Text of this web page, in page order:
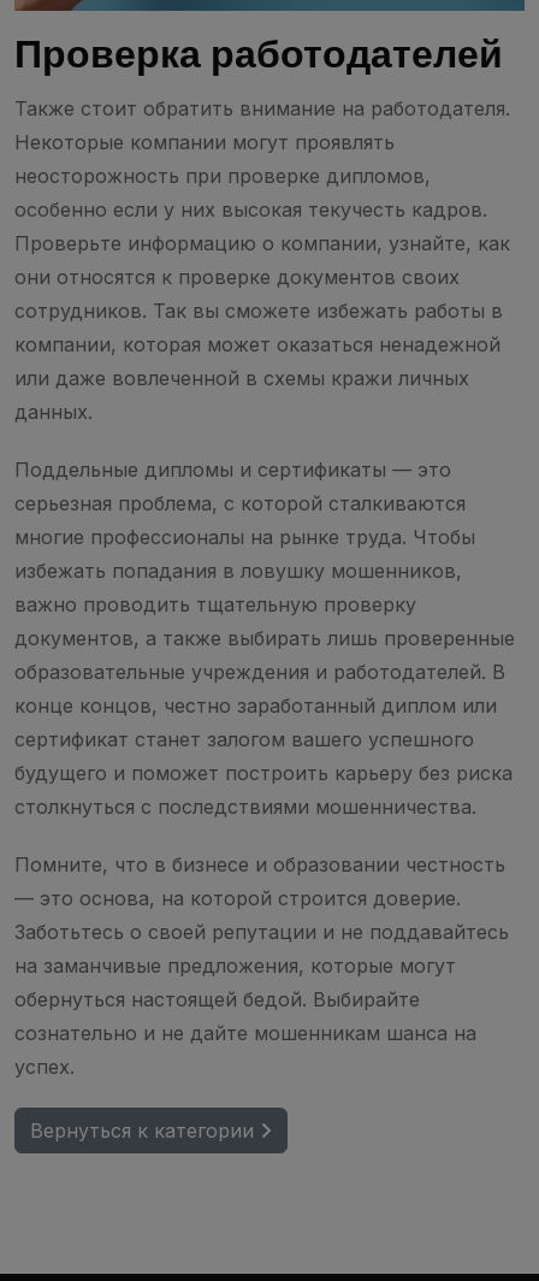
Проверка работодателей
Также стоит обратить внимание на работодателя.
Некоторые компании могут проявлять
неосторожность при проверке дипломов,
особенно если у них высокая текучесть кадров.
Проверьте информацию о компании, узнайте, как
они относятся к проверке документов своих
сотрудников. Так вы сможете избежать работы в
компании, которая может оказаться ненадежной
или даже вовлеченной в схемы кражи личных
данных.
Поддельные дипломы и сертификаты — это
серьезная проблема, с которой сталкиваются
многие профессионалы на рынке труда. Чтобы
избежать попадания в ловушку мошенников,
важно проводить тщательную проверку
документов, а также выбирать лишь проверенные
образовательные учреждения и работодателей. В
конце концов, честно заработанный диплом или
сертификат станет залогом вашего успешного
будущего и поможет построить карьеру без риска
столкнуться с последствиями мошенничества.
Помните, что в бизнесе и образовании честность
— это основа, на которой строится доверие.
Заботьтесь о своей репутации и не поддавайтесь
на заманчивые предложения, которые могут
обернуться настоящей бедой. Выбирайте
сознательно и не дайте мошенникам шанса на
успех.
Вернуться к категории